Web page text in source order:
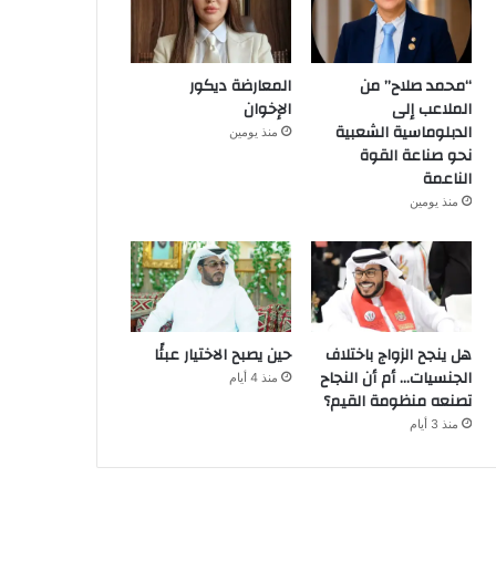
“محمد صلاح” من
الملاعب إلى
الدبلوماسية الشعبية
نحو صناعة القوة
الناعمة
منذ يومين
المعارضة ديكور
الإخوان
منذ يومين
هل ينجح الزواج باختلاف
الجنسيات… أم أن النجاح
تصنعه منظومة القيم؟
منذ 3 أيام
حين يصبح الاختيار عبئًا
منذ 4 أيام